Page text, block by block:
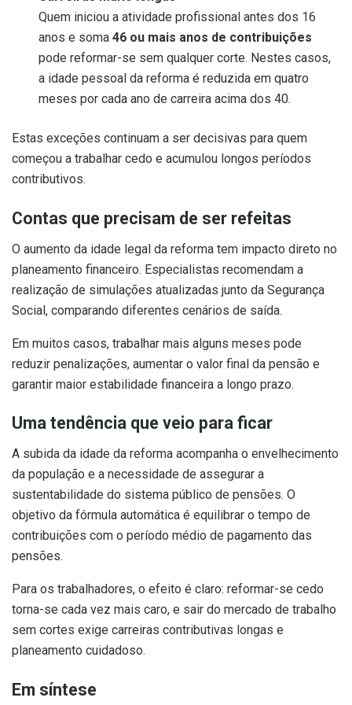
Quem iniciou a atividade profissional antes dos 16
anos e soma46 ou mais anos de contribuições
pode reformar-se sem qualquer corte. Nestes casos,
a idade pessoal da reforma é reduzida em quatro
meses por cada ano de carreira acima dos 40.
Estas exceções continuam a ser decisivas para quem
começou a trabalhar cedo e acumulou longos períodos
contributivos.
Contas que precisam de ser refeitas
O aumento da idade legal da reforma tem impacto direto no
planeamento financeiro. Especialistas recomendam a
realização de simulações atualizadas junto da Segurança
Social, comparando diferentes cenários de saída.
Em muitos casos, trabalhar mais alguns meses pode
reduzir penalizações, aumentar o valor final da pensão e
garantir maior estabilidade financeira a longo prazo.
Uma tendência que veio para ficar
A subida da idade da reforma acompanha o envelhecimento
da população e a necessidade de assegurar a
sustentabilidade do sistema público de pensões. O
objetivo da fórmula automática é equilibrar o tempo de
contribuições com o período médio de pagamento das
pensões.
Para os trabalhadores, o efeito é claro: reformar-se cedo
torna-se cada vez mais caro, e sair do mercado de trabalho
sem cortes exige carreiras contributivas longas e
planeamento cuidadoso.
Em síntese